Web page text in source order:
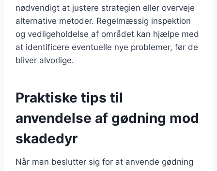
nødvendigt at justere strategien eller overveje
alternative metoder. Regelmæssig inspektion
og vedligeholdelse af området kan hjælpe med
at identificere eventuelle nye problemer, før de
bliver alvorlige.
Praktiske tips til
anvendelse af gødning mod
skadedyr
Når man beslutter sig for at anvende gødning